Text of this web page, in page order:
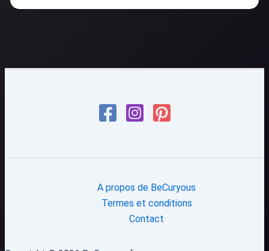
A propos de BeCuryous
Termes et conditions
Contact